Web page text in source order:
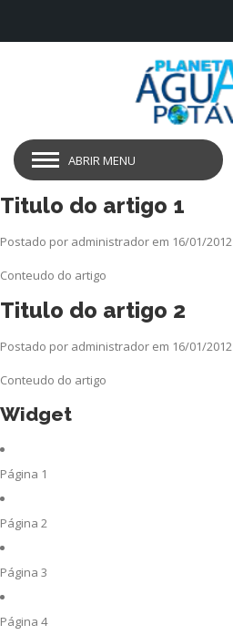
ABRIR MENU
Titulo do artigo 1
Postado por administrador em 16/01/2012
Conteudo do artigo
Titulo do artigo 2
Postado por administrador em 16/01/2012
Conteudo do artigo
Widget
Página 1
Página 2
Página 3
Página 4